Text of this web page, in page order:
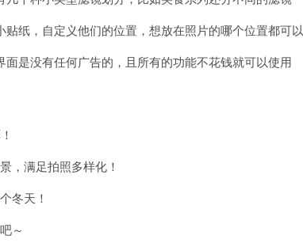
纸，自定义他们的位置，想放在照片的哪个位置都可以
是没有任何广告的，且所有的功能不花钱就可以使用
，满足拍照多样化！
冬天！
～